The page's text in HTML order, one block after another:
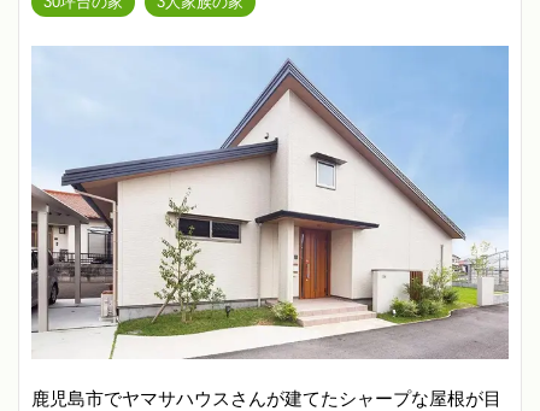
鹿児島市でヤマサハウスさんが建てたシャープな屋根が目